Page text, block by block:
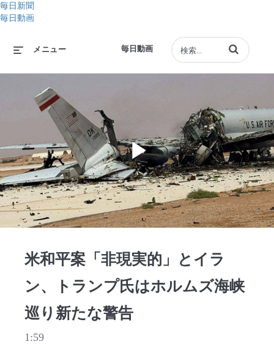
毎日新聞
毎日動画
毎日動画
メニュー 動画の検索語句
Play
米和平案「非現実的」とイラ
ン、トランプ氏はホルムズ海峡
巡り新たな警告
1:59